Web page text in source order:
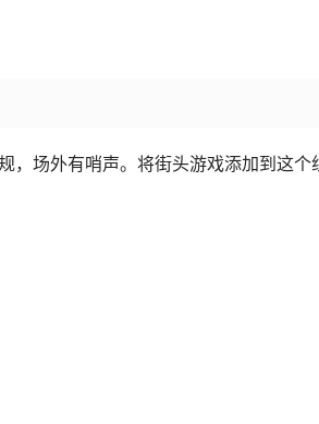
，场外有哨声。将街头游戏添加到这个